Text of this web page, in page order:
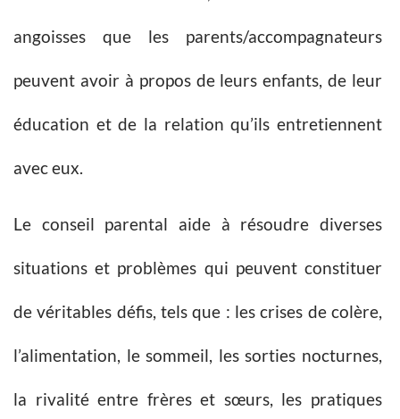
angoisses que les parents/accompagnateurs
peuvent avoir à propos de leurs enfants, de leur
éducation et de la relation qu’ils entretiennent
avec eux.
Le conseil parental aide à résoudre diverses
situations et problèmes qui peuvent constituer
de véritables défis, tels que : les crises de colère,
l’alimentation, le sommeil, les sorties nocturnes,
la rivalité entre frères et sœurs, les pratiques